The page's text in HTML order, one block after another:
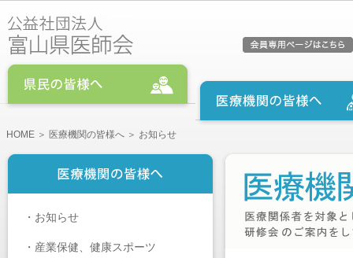
HOME ＞ 医療機関の皆様へ ＞ お知らせ
・ お知らせ
・ 産業保健、健康スポーツ